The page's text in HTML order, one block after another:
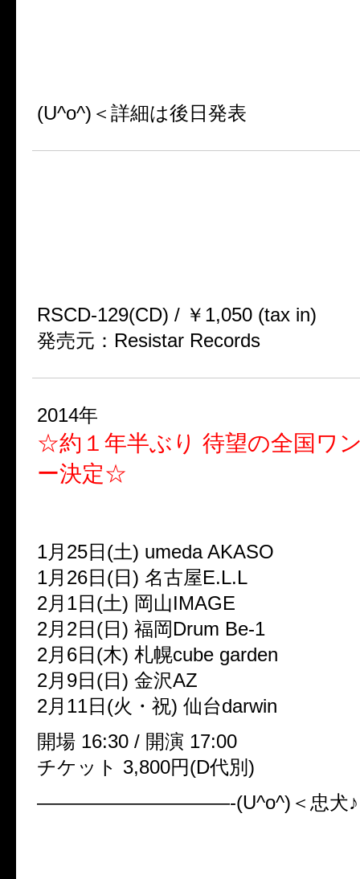
(U^o^)＜詳細は後日発表
RSCD-129(CD) / ￥1,050 (tax in)
発売元：Resistar Records
2014年
☆約１年半ぶり 待望の全国ワ
ー決定☆
1月25日(土) umeda AKASO
1月26日(日) 名古屋E.L.L
2月1日(土) 岡山IMAGE
2月2日(日) 福岡Drum Be-1
2月6日(木) 札幌cube garden
2月9日(日) 金沢AZ
2月11日(火・祝) 仙台darwin
開場 16:30 / 開演 17:00
チケット 3,800円(D代別)
——————————-(U^o^)＜忠犬♪